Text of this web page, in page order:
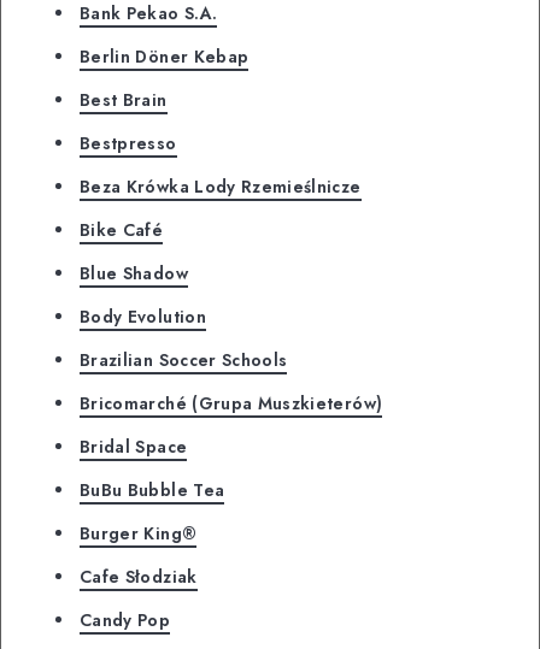
Bank Pekao S.A.
Berlin Döner Kebap
Best Brain
Bestpresso
Beza Krówka Lody Rzemieślnicze
Bike Café
Blue Shadow
Body Evolution
Brazilian Soccer Schools
Bricomarché (Grupa Muszkieterów)
Bridal Space
BuBu Bubble Tea
Burger King®
Cafe Słodziak
Candy Pop